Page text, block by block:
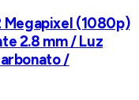
Megapixel (1080p)
2.8 mm / Luz
/